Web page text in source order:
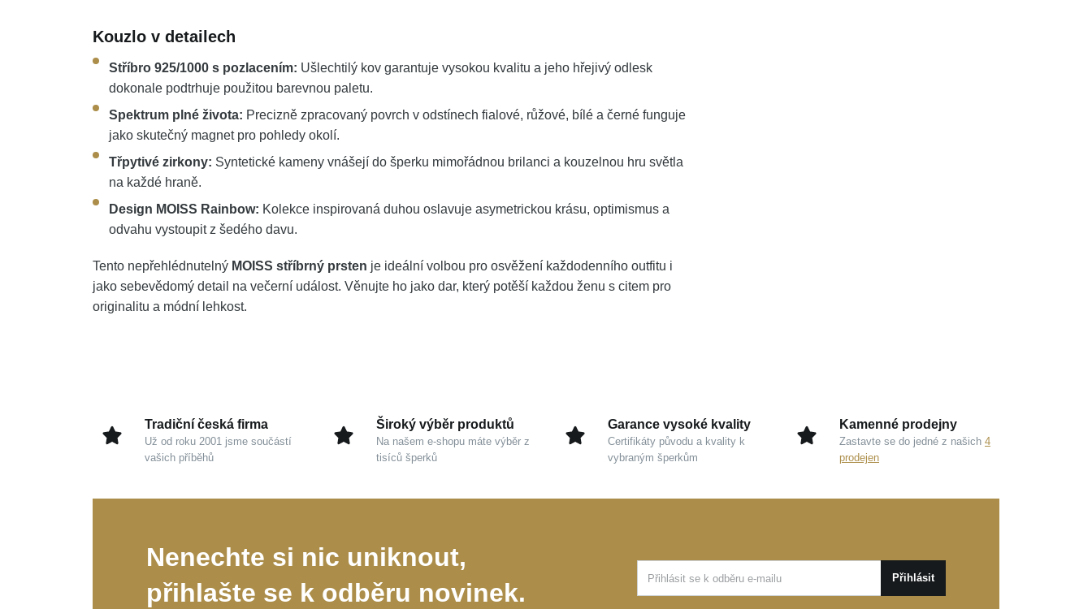
Kouzlo v detailech
Stříbro 925/1000 s pozlacením: Ušlechtilý kov garantuje vysokou kvalitu a jeho hřejivý odlesk
dokonale podtrhuje použitou barevnou paletu.
Spektrum plné života: Precizně zpracovaný povrch v odstínech fialové, růžové, bílé a černé funguje
jako skutečný magnet pro pohledy okolí.
Třpytivé zirkony: Syntetické kameny vnášejí do šperku mimořádnou brilanci a kouzelnou hru světla
na každé hraně.
Design MOISS Rainbow: Kolekce inspirovaná duhou oslavuje asymetrickou krásu, optimismus a
odvahu vystoupit z šedého davu.
Tento nepřehlédnutelný MOISS stříbrný prsten je ideální volbou pro osvěžení každodenního outfitu i
jako sebevědomý detail na večerní událost. Věnujte ho jako dar, který potěší každou ženu s citem pro
originalitu a módní lehkost.
Tradiční česká firma
Už od roku 2001 jsme součástí
vašich příběhů
Široký výběr produktů
Na našem e-shopu máte výběr z
tisíců šperků
Garance vysoké kvality
Certifikáty původu a kvality k
vybraným šperkům
Kamenné prodejny
Zastavte se do jedné z našich 4
prodejen
Nenechte si nic uniknout,
přihlašte se k odběru novinek.
Přihlásit